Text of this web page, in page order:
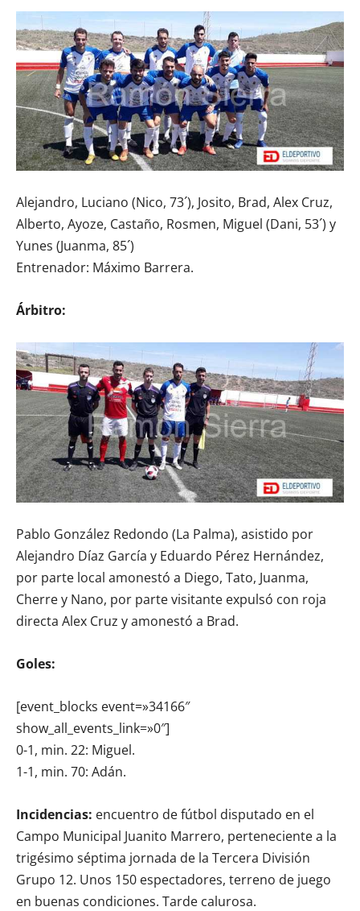
Alejandro, Luciano (Nico, 73´), Josito, Brad, Alex Cruz,
Alberto, Ayoze, Castaño, Rosmen, Miguel (Dani, 53´) y
Yunes (Juanma, 85´)
Entrenador: Máximo Barrera.
Árbitro:
Pablo González Redondo (La Palma), asistido por
Alejandro Díaz García y Eduardo Pérez Hernández,
por parte local amonestó a Diego, Tato, Juanma,
Cherre y Nano, por parte visitante expulsó con roja
directa Alex Cruz y amonestó a Brad.
Goles:
[event_blocks event=»34166″
show_all_events_link=»0″]
0-1, min. 22: Miguel.
1-1, min. 70: Adán.
Incidencias: encuentro de fútbol disputado en el
Campo Municipal Juanito Marrero, perteneciente a la
trigésimo séptima jornada de la Tercera División
Grupo 12. Unos 150 espectadores, terreno de juego
en buenas condiciones. Tarde calurosa.